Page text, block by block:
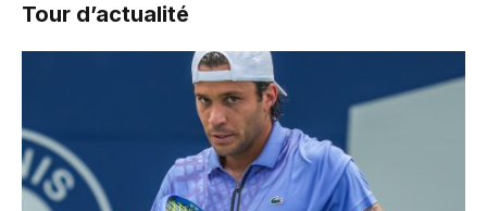
Tour d’actualité